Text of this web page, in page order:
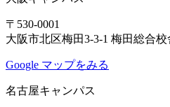
〒530-0001
大阪市北区梅田3-3-1 梅田総合校
Google マップをみる
名古屋キャンパス